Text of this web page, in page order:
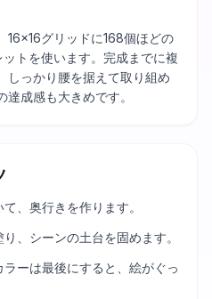
16×16グリッドに168個ほどの
トを使います。完成までに複
しっかり腰を据えて取り組め
成感も大きめです。
、奥行きを作ります。
、シーンの土台を固めます。
ーは最後にすると、絵がぐっ